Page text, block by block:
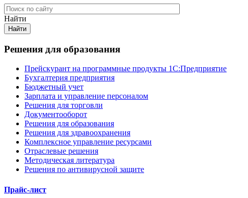
Найти
Решения для образования
Прейскурант на программные продукты 1С:Предприятие
Бухгалтерия предприятия
Бюджетный учет
Зарплата и управление персоналом
Решения для торговли
Документооборот
Решения для образования
Решения для здравоохранения
Комплексное управление ресурсами
Отраслевые решения
Методическая литература
Решения по антивирусной защите
Прайс-лист